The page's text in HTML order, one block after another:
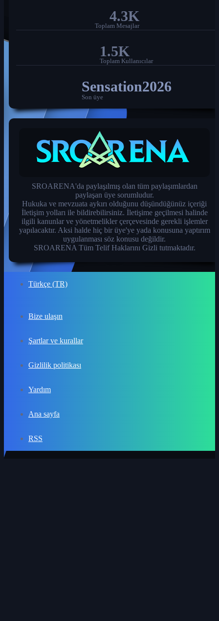
4.3K
Toplam Mesajlar
1.5K
Toplam Kullanıcılar
Sensation2026
Son üye
SROARENA'da paylaşılmış olan tüm paylaşımlardan
paylaşan üye sorumludur.
Hukuka ve mevzuata aykırı olduğunu düşündüğünüz içeriği
İletişim yolları ile bildirebilirsiniz. İletişime geçilmesi halinde
ilgili kanunlar ve yönetmelikler çerçevesinde gerekli işlemler
yapılacaktır. Aksi halde hiç bir üye'ye yada konusuna yaptırım
uygulanması söz konusu değildir.
SROARENA Tüm Telif Haklarını Gizli tutmaktadır.
Türkçe (TR)
Bize ulaşın
Şartlar ve kurallar
Gizlilik politikası
Yardım
Ana sayfa
RSS